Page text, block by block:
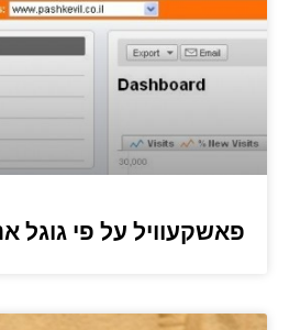
פאשקעוויל על פי גוגל